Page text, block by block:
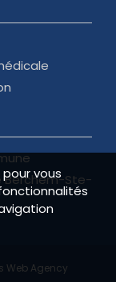
vous
Berchem-Ste-
Web Agency